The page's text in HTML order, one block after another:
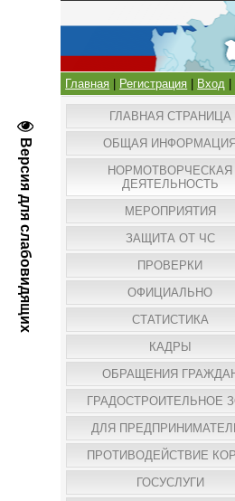
Версия для слабовидящих
Главная Регистрация Вход
ГЛАВНАЯ СТРАНИЦА
ОБЩАЯ ИНФОРМАЦИЯ
НОРМОТВОРЧЕСКАЯ
ДЕЯТЕЛЬНОСТЬ
МЕРОПРИЯТИЯ
ЗАЩИТА ОТ ЧС
ПРОВЕРКИ
ОФИЦИАЛЬНО
СТАТИСТИКА
КАДРЫ
ОБРАЩЕНИЯ
ГРАДОСТРОИТЕЛЬНОЕ
ДЛЯ
ПРОТИВОДЕЙСТВИЕ
ГОСУСЛУГИ